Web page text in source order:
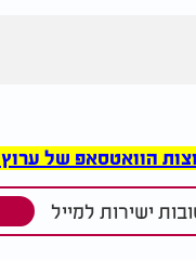
של ערוץ 2000 >>>
ישירות למייל